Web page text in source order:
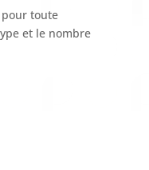
toute
et le nombre